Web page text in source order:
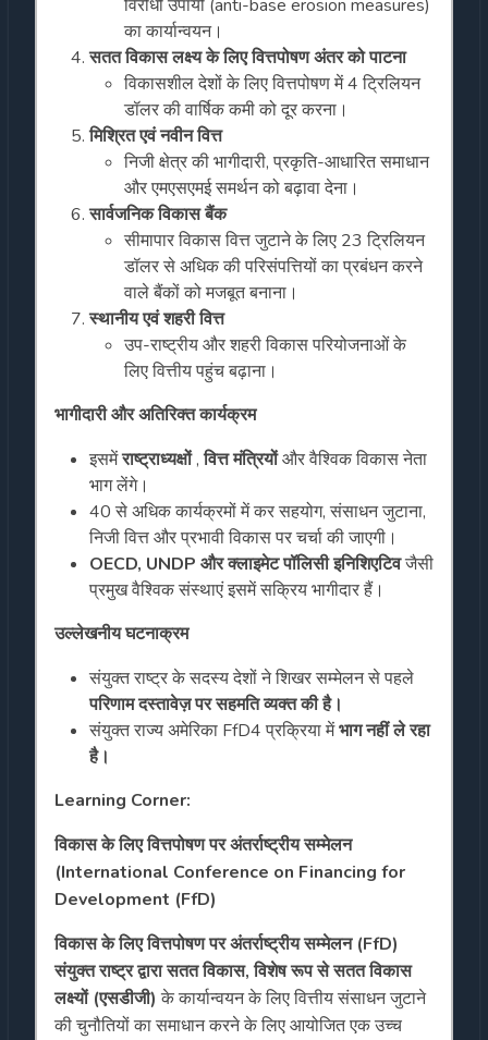
विरोधी उपायों (anti-base erosion measures)
का कार्यान्वयन।
सतत विकास लक्ष्य के लिए वित्तपोषण अंतर को पाटना
विकासशील देशों के लिए वित्तपोषण में 4 ट्रिलियन
डॉलर की वार्षिक कमी को दूर करना।
मिश्रित एवं नवीन वित्त
निजी क्षेत्र की भागीदारी, प्रकृति-आधारित समाधान
और एमएसएमई समर्थन को बढ़ावा देना।
सार्वजनिक विकास बैंक
सीमापार विकास वित्त जुटाने के लिए 23 ट्रिलियन
डॉलर से अधिक की परिसंपत्तियों का प्रबंधन करने
वाले बैंकों को मजबूत बनाना।
स्थानीय एवं शहरी वित्त
उप-राष्ट्रीय और शहरी विकास परियोजनाओं के
लिए वित्तीय पहुंच बढ़ाना।
भागीदारी और अतिरिक्त कार्यक्रम
इसमेंराष्ट्राध्यक्षों,वित्त मंत्रियोंऔर वैश्विक विकास नेता
भाग लेंगे।
40 से अधिक कार्यक्रमों में कर सहयोग, संसाधन जुटाना,
निजी वित्त और प्रभावी विकास पर चर्चा की जाएगी।
OECD, UNDP और क्लाइमेट पॉलिसी इनिशिएटिवजैसी
प्रमुख वैश्विक संस्थाएं इसमें सक्रिय भागीदार हैं।
उल्लेखनीय घटनाक्रम
संयुक्त राष्ट्र के सदस्य देशों ने शिखर सम्मेलन से पहले
परिणाम दस्तावेज़ पर सहमति व्यक्त की है।
संयुक्त राज्य अमेरिका FfD4 प्रक्रिया मेंभाग नहीं ले रहा
है।
Learning Corner:
विकास के लिए वित्तपोषण पर अंतर्राष्ट्रीय सम्मेलन
(International Conference on Financing for
Development (FfD)
विकास के लिए वित्तपोषण पर अंतर्राष्ट्रीय सम्मेलन (FfD)
संयुक्त राष्ट्र द्वारा सतत विकास, विशेष रूप से सतत विकास
लक्ष्यों (एसडीजी)के कार्यान्वयन के लिए वित्तीय संसाधन जुटाने
की चुनौतियों का समाधान करने के लिए आयोजित एक उच्च